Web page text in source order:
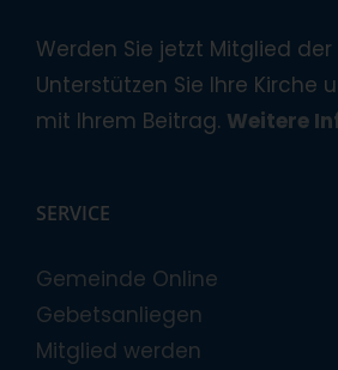
Werden Sie jetzt Mitglied der
Unterstützen Sie Ihre Kirche
mit Ihrem Beitrag. Weitere
SERVICE
Gemeinde Online
Gebetsanliegen
Mitglied werden